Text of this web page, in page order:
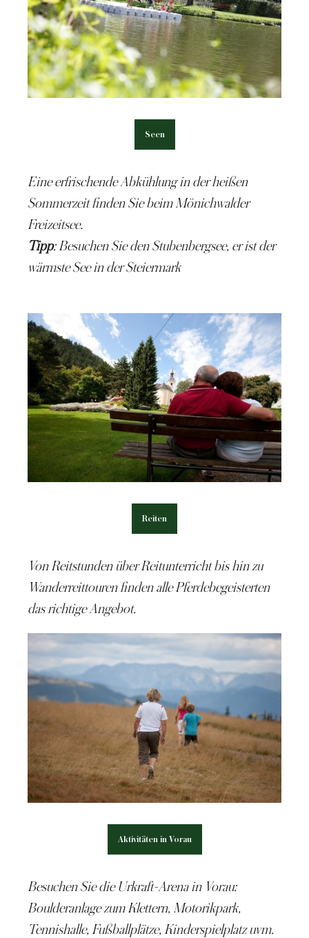
Seen
Eine erfrischende Abkühlung in der heißen
Sommerzeit finden Sie beim Mönichwalder
Freizeitsee.
Tipp: Besuchen Sie den Stubenbergsee, er ist der
wärmste See in der Steiermark
Reiten
Von Reitstunden über Reitunterricht bis hin zu
Wanderreittouren finden alle Pferdebegeisterten
das richtige Angebot.
Aktivitäten in Vorau
Besuchen Sie die Urkraft-Arena in Vorau:
Boulderanlagezum Klettern, Motorikpark,
Tennishalle, Fußballplätze, Kinderspielplatzuvm.